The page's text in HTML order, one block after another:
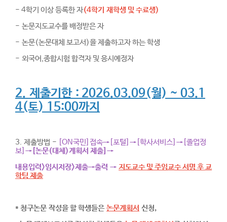
- 4학기 이상 등록한 자(4학기 재학생 및 수료생)
- 논문지도교수를 배정받은 자
- 논문(논문대체 보고서)을 제출하고자 하는 학생
- 외국어,종합시험 합격자 및 응시예정자
2. 제출기한 : 2026.03.09(월) ~ 03.1
4(토) 15:00까지
3. 제출방법 -
[ON국민]접속→[포털]→[학사서비스]→[졸업정
보]→ [논문(대체)계획서 제출]→
내용입력>임시저장>제출→출력 → 지도교수 및 주임교수 서명 후 교
학팀 제출
* 청구논문 작성을 할 학생들은 논문계획서 신청,